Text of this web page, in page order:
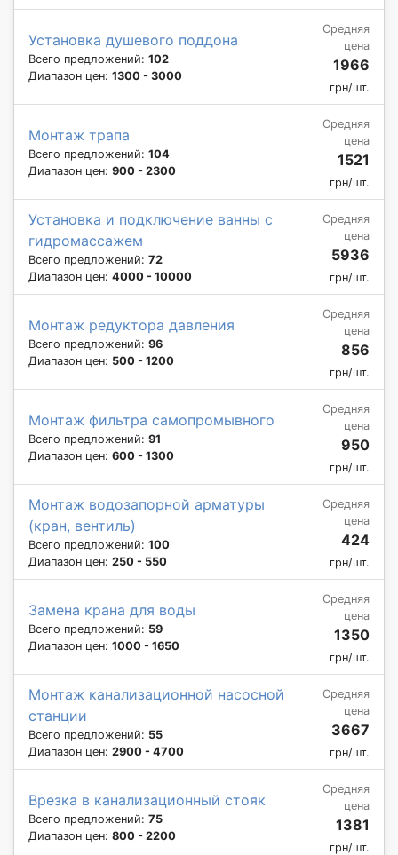
Установка душевого поддона
Всего предложений: 102
Диапазон цен: 1300 - 3000
Средняя
цена
1966
грн/шт.
Монтаж трапа
Всего предложений: 104
Диапазон цен: 900 - 2300
Средняя
цена
1521
грн/шт.
Установка и подключение ванны с
гидромассажем
Всего предложений: 72
Диапазон цен: 4000 - 10000
Средняя
цена
5936
грн/шт.
Монтаж редуктора давления
Всего предложений: 96
Диапазон цен: 500 - 1200
Средняя
цена
856
грн/шт.
Монтаж фильтра самопромывного
Всего предложений: 91
Диапазон цен: 600 - 1300
Средняя
цена
950
грн/шт.
Монтаж водозапорной арматуры
(кран, вентиль)
Всего предложений: 100
Диапазон цен: 250 - 550
Средняя
цена
424
грн/шт.
Замена крана для воды
Всего предложений: 59
Диапазон цен: 1000 - 1650
Средняя
цена
1350
грн/шт.
Монтаж канализационной насосной
станции
Всего предложений: 55
Диапазон цен: 2900 - 4700
Средняя
цена
3667
грн/шт.
Врезка в канализационный стояк
Всего предложений: 75
Диапазон цен: 800 - 2200
Средняя
цена
1381
грн/шт.